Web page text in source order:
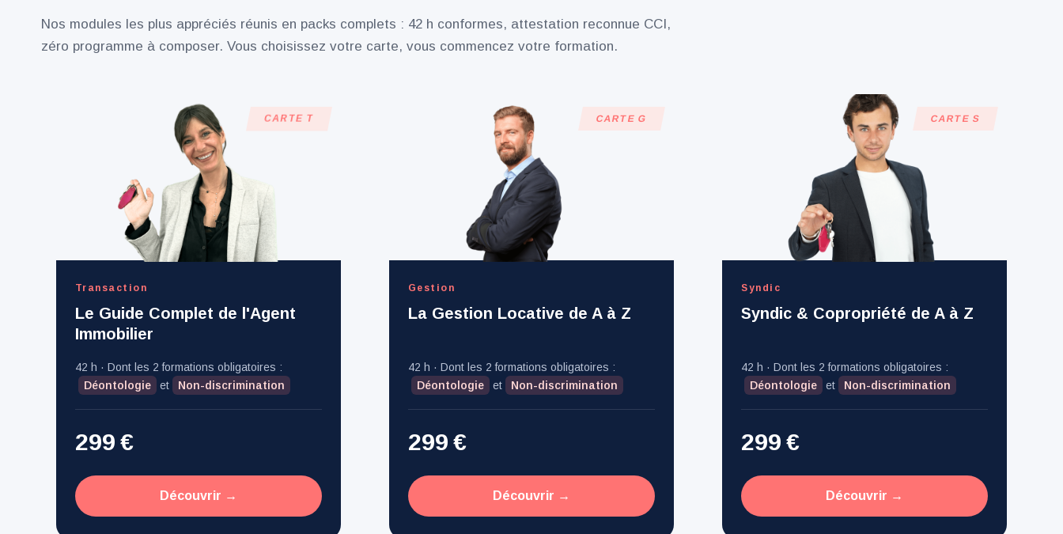
Nos modules les plus appréciés réunis en packs complets : 42 h conformes, attestation reconnue CCI,
zéro programme à composer. Vous choisissez votre carte, vous commencez votre formation.
CARTE T
Transaction
Le Guide Complet de l'Agent
Immobilier
42 h · Dont les 2 formations obligatoires :
Déontologie
et Non-discrimination
299 €
Découvrir →
CARTE G
Gestion
La Gestion Locative de A à Z
42 h · Dont les 2 formations obligatoires :
Déontologie
et Non-discrimination
299 €
Découvrir →
CARTE S
Syndic
Syndic & Copropriété de A à Z
42 h · Dont les 2 formations obligatoires :
Déontologie
et Non-discrimination
299 €
Découvrir →